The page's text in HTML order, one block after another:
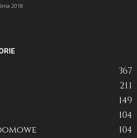
2018
367
211
149
104
104